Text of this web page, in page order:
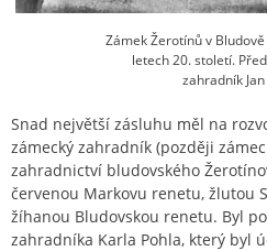
Zámek Žerotínů v
letech 20. století.
zahradník
Snad největší zásluhu měl na
zámecký zahradník (později
zahradnictví bludovského
červenou Markovu renetu, žlutou
žíhanou Bludovskou renetu. Byl
zahradníka Karla Pohla, který byl